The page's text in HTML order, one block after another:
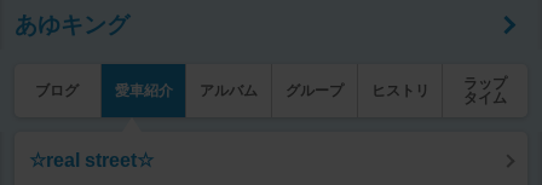
あゆキング
ブログ 愛車紹介 アルバム グループ ヒストリ
ラップ
タイム
☆real street☆